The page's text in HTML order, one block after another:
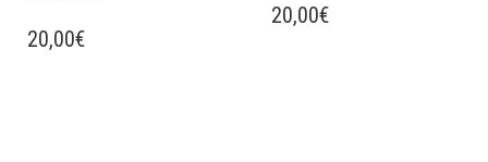
20,00€
20,00€